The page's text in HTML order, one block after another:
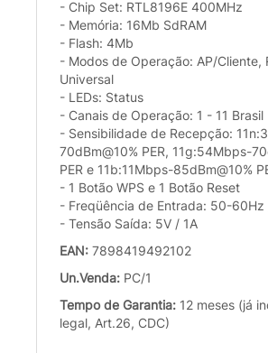
- Chip Set: RTL8196E 400MHz
- Memória: 16Mb SdRAM
- Flash: 4Mb
- Modos de Operação: AP/Cliente,
Universal
- LEDs: Status
- Canais de Operação: 1 - 11 Brasil
- Sensibilidade de Recepção:
70dBm@10% PER, 11g:54Mbps-
PER e 11b:11Mbps-85dBm@10%
- 1 Botão WPS e 1 Botão Reset
- Freqüência de Entrada: 50-
- Tensão Saída: 5V / 1A
EAN: 7898419492102
Un.Venda: PC/1
Tempo de Garantia: 12 meses (já
legal, Art.26, CDC)